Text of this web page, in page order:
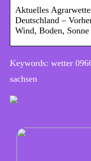
Aktuelles
Deutschland –
Wind, Boden,
Keywords: wetter
sachsen